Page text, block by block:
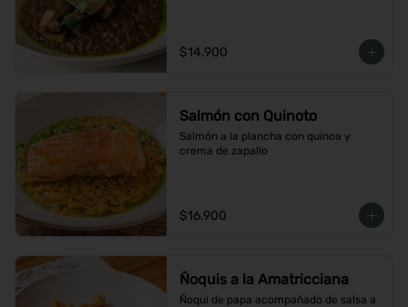
$14.900
Salmón con Quinoto
Salmón a la plancha con quinoa y
crema de zapallo
$16.900
Ñoquis a la Amatricciana
Ñoqui de papa acompañado de salsa a